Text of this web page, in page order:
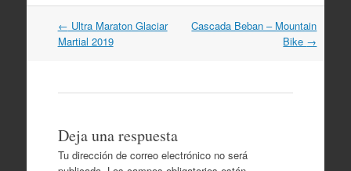
Navegación
por
← Ultra Maraton Glaciar
Martial 2019
Cascada Beban – Mountain
Bike →
Deja una respuesta
Tu dirección de correo electrónico no será